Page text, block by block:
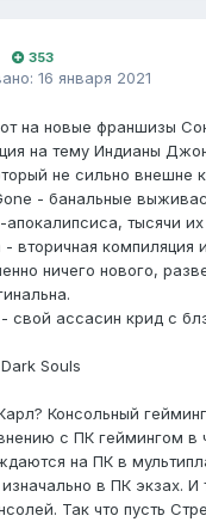
353
16 января 2021
на новые франшизы
на тему Индианы
не сильно внешне
- банальные
тысячи их
вторичная компиляция
ничего нового,
свой ассасин крид с
Souls
Консольный
с ПК геймингом в
на ПК в
в ПК экзах. И
Так что пусть